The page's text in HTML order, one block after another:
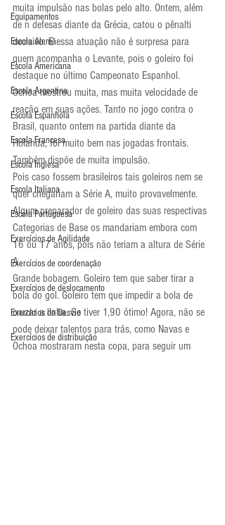
Equipamentos
Escola Alemã
Escola Americana
Escola Argentina
Escola Espanhola
Escola Francesa
Escola Inglesa
Escola Italiana
Escola Portuguesa
Exercícios de Agilidade
Exercícios de coordenação
Exercícios de deslocamento
Exercícios de Desvio
Exercícios de distribuição
muita impulsão nas bolas pelo alto. Ontem, além
de n defesas diante da Grécia, catou o pênalti
decisivo. E essa atuação não é surpresa para
quem acompanha o Levante, pois o goleiro foi
destaque no último Campeonato Espanhol.
Ochoa mostrou muita, mas muita velocidade de
reação em suas ações. Tanto no jogo contra o
Brasil, quanto ontem na partida diante da
Holanda, foi muito bem nas jogadas frontais.
Também dispõe de muita impulsão.
Pois caso fossem brasileiros tais goleiros nem se
quer chegariam a Série A, muito provavelmente.
Algum preparador de goleiro das suas respectivas
Categorias de Base os mandariam embora com
16 ou 17 anos, pois não teriam a altura de Série
A.
Grande bobagem. Goleiro tem que saber tirar a
bola do gol. Goleiro tem que impedir a bola de
cruzar a linha. Se tiver 1,90 ótimo! Agora, não se
pode deixar talentos para trás, como Navas e
Ochoa mostraram nesta copa, para seguir um